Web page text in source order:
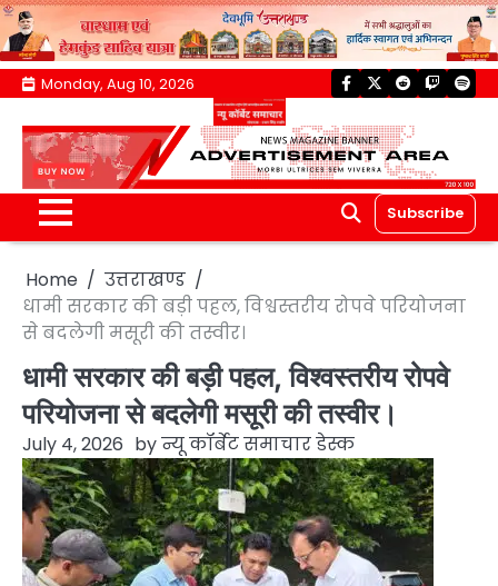
Skip
content
Monday, Aug 10, 2026 facebook
twitterreddittwitch
Subscribe
Home
उत्तराखण्ड
धामी सरकार की बड़ी पहल, विश्वस्तरीय रोपवे परियोजना
से बदलेगी मसूरी की तस्वीर।
धामी सरकार की बड़ी पहल, विश्वस्तरीय रोपवे
परियोजना से बदलेगी मसूरी की तस्वीर।
July 4, 2026 byन्यू कॉर्बेट समाचार डेस्क